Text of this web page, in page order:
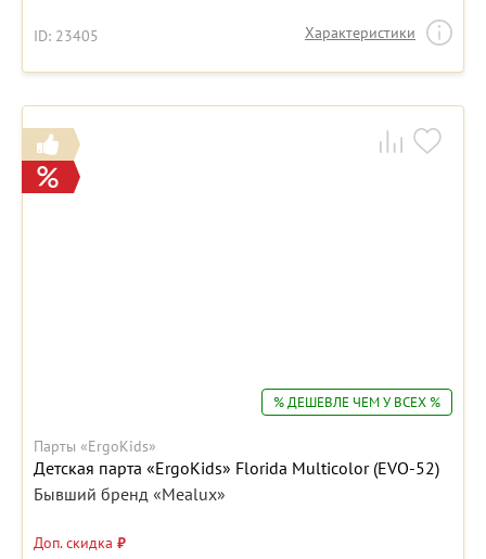
ID: 23405 Характеристики
% ДЕШЕВЛЕ ЧЕМ У ВСЕХ %
Парты «ErgoKids»
Детская парта «ErgoKids» Florida Multicolor (EVO-52)
Бывший бренд «Mealux»
Доп. скидка ₽